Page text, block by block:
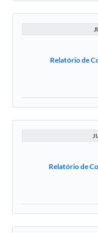
Relatório de
Relatório de